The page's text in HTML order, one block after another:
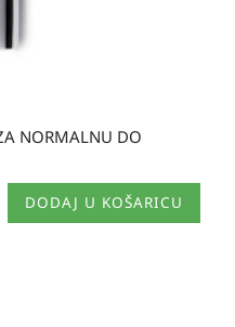
NORMALNU DO
DODAJ U KOŠARICU